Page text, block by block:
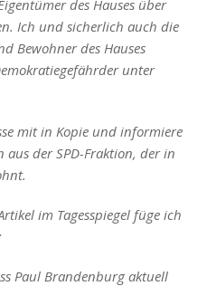
des Hauses über
Ich und sicherlich auch die
Bewohner des Hauses
unter
mit in Kopie und informiere
der SPD-Fraktion, der in
im Tagesspiegel füge ich
Paul Brandenburg aktuell